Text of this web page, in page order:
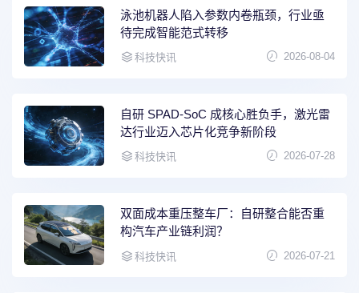
泳池机器人陷入参数内卷瓶颈，行业亟
待完成智能范式转移
科技快讯 2026-08-04
自研 SPAD-SoC 成核心胜负手，激光雷
达行业迈入芯片化竞争新阶段
科技快讯 2026-07-28
双面成本重压整车厂：自研整合能否重
构汽车产业链利润？
科技快讯 2026-07-21